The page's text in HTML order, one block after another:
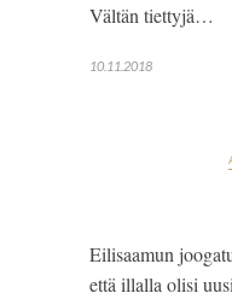
Vältän tiettyjä…
10.11.2018
Eilisaamun
että illalla olisi